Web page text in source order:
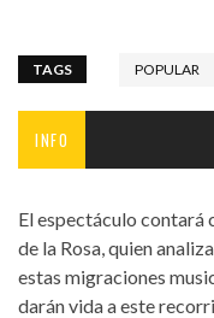
TAGS POPULAR
INFO
El espectáculo contará
de la Rosa, quien
estas migraciones
darán vida a este